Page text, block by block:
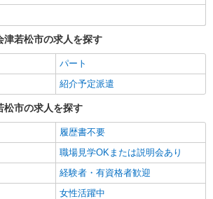
：時給1,250円〜 ◆介護福祉士：時給1,300円〜
る ★週払いOK（規定あり）
★勤務地は3000ヶ所以上★ 自宅から通い
いエリアなど、お好きな勤務地をお選び下さ
津若松市の求人を探す
パート
紹介予定派遣
松市の求人を探す
履歴書不要
職場見学OKまたは説明会あり
経験者・有資格者歓迎
女性活躍中